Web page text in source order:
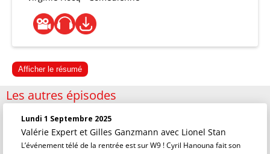
Afficher le résumé
Les autres épisodes
Lundi 1 Septembre 2025
Valérie Expert et Gilles Ganzmann avec Lionel Stan
L’événement télé de la rentrée est sur W9 ! Cyril Hanouna fait son